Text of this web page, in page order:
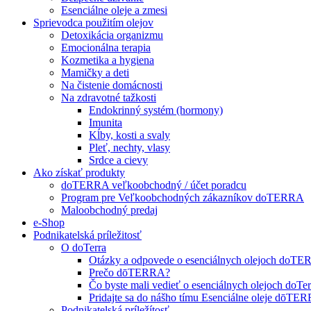
Esenciálne oleje a zmesi
Sprievodca použitím olejov
Detoxikácia organizmu
Emocionálna terapia
Kozmetika a hygiena
Mamičky a deti
Na čistenie domácnosti
Na zdravotné tažkosti
Endokrinný systém (hormony)
Imunita
Kĺby, kosti a svaly
Pleť, nechty, vlasy
Srdce a cievy
Ako získať produkty
doTERRA veľkoobchodný / účet poradcu
Program pre Veľkoobchodných zákazníkov doTERRA
Maloobchodný predaj
e-Shop
Podnikatelská príležitosť
O doTerra
Otázky a odpovede o esenciálnych olejoch
Prečo dōTERRA?
Čo byste mali vedieť o esenciálnych olejoch
Pridajte sa do nášho tímu Esenciálne oleje